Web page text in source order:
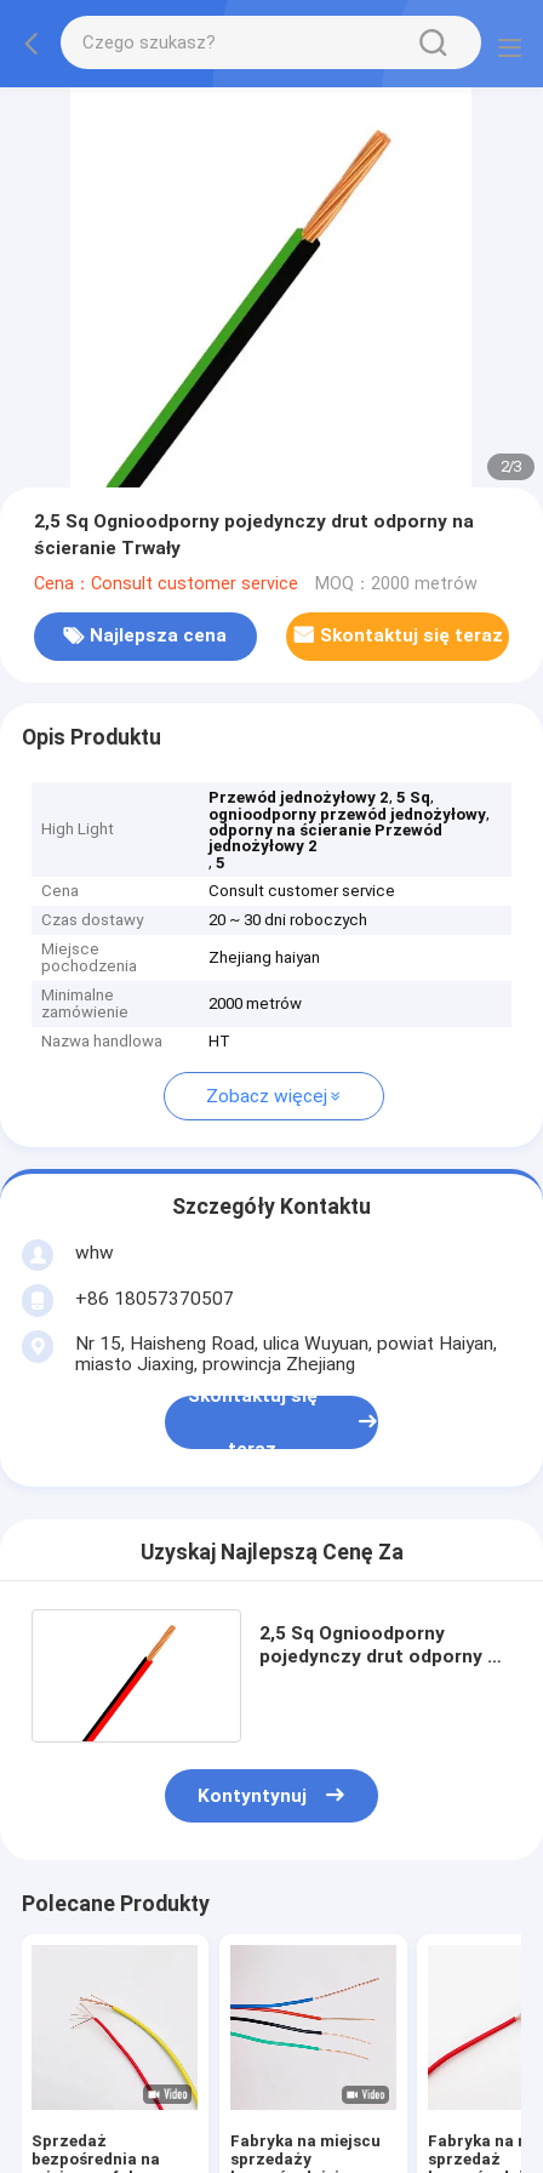
2/3
2,5 Sq Ognioodporny pojedynczy drut odporny na
ścieranie Trwały
Cena：Consult customer service MOQ：2000 metrów
Najlepsza cena Skontaktuj się teraz
Opis Produktu
High Light
Przewód jednożyłowy 2,5 Sq,
ognioodporny przewód jednożyłowy,
odporny na ścieranie Przewód
jednożyłowy 2
,5
Cena
Consult customer service
Czas dostawy
20 ~ 30 dni roboczych
Miejsce
pochodzenia
Zhejiang haiyan
Minimalne
zamówienie
2000 metrów
Nazwa handlowa HT
Zobacz więcej
Szczegóły Kontaktu
whw
+86 18057370507
Nr 15, Haisheng Road, ulica Wuyuan, powiat Haiyan,
miasto Jiaxing, prowincja Zhejiang
Skontaktuj się
teraz
Uzyskaj Najlepszą Cenę Za
2,5 Sq Ognioodporny
pojedynczy drut odporny na
Kontyntynuj
Polecane Produkty
Sprzedaż
bezpośrednia na
Fabryka na miejscu
sprzedaży
Fabryka na
sprzedaż